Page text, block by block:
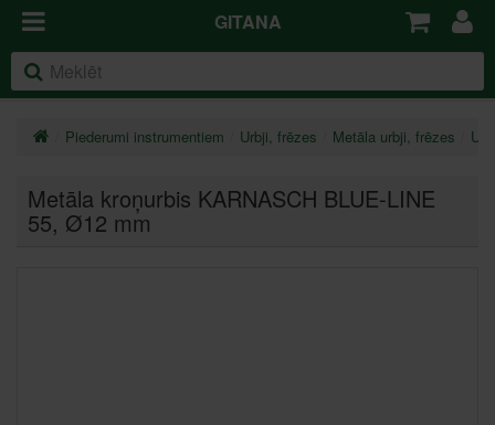
GITANA
Piederumi instrumentiem Urbji, frēzes Metāla urbji, frēzes
Metāla kroņurbis KARNASCH BLUE-LINE
55, Ø12 mm